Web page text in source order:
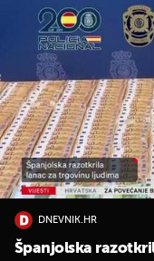
DNEVNIK.HR
Španjolska